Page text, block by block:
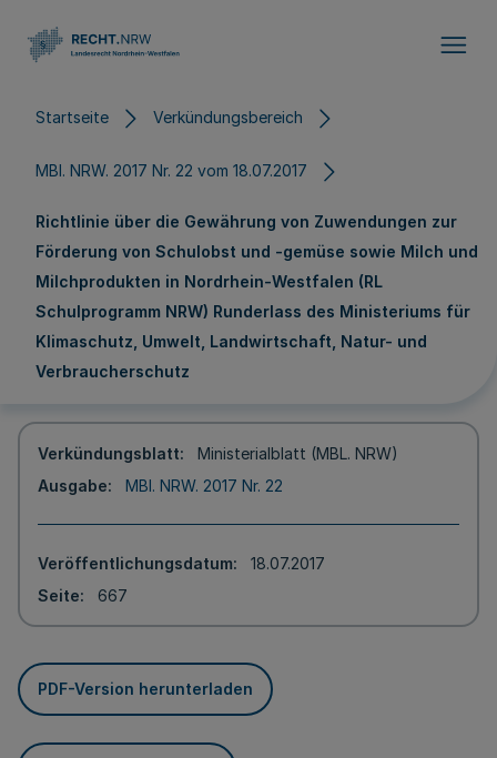
Startseite Verkündungsbereich
MBl. NRW. 2017 Nr. 22 vom 18.07.2017
Richtlinie über die Gewährung von Zuwendungen zur
Förderung von Schulobst und -gemüse sowie Milch und
Milchprodukten in Nordrhein-Westfalen (RL
Schulprogramm NRW) Runderlass des Ministeriums für
Klimaschutz, Umwelt, Landwirtschaft, Natur- und
Verbraucherschutz
Verkündungsblatt
Ministerialblatt (MBL. NRW)
Ausgabe
MBl. NRW. 2017 Nr. 22
Veröffentlichungsdatum
18.07.2017
Seite
667
PDF-Version herunterladen